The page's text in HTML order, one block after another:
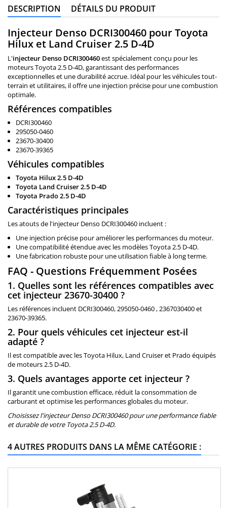
DESCRIPTION DÉTAILS DU PRODUIT
Injecteur Denso DCRI300460 pour Toyota
Hilux et Land Cruiser 2.5 D-4D
L'injecteur Denso DCRI300460est spécialement conçu pour les
moteurs Toyota 2.5 D-4D, garantissant des performances
exceptionnelles et une durabilité accrue. Idéal pour les véhicules tout-
terrain et utilitaires, il offre une injection précise pour une combustion
optimale.
Références compatibles
DCRI300460
295050-0460
23670-30400
23670-39365
Véhicules compatibles
Toyota Hilux 2.5 D-4D
Toyota Land Cruiser 2.5 D-4D
Toyota Prado 2.5 D-4D
Caractéristiques principales
Les atouts de l'injecteur Denso DCRI300460 incluent :
Une injection précise pour améliorer les performances du moteur.
Une compatibilité étendue avec les modèles Toyota 2.5 D-4D.
Une fabrication robuste pour une utilisation fiable à long terme.
FAQ - Questions Fréquemment Posées
1. Quelles sont les références compatibles avec
cet injecteur 23670-30400 ?
Les références incluent DCRI300460, 295050-0460 , 2367030400 et
23670-39365.
2. Pour quels véhicules cet injecteur est-il
adapté ?
Il est compatible avec les Toyota Hilux, Land Cruiser et Prado équipés
de moteurs 2.5 D-4D.
3. Quels avantages apporte cet injecteur ?
Il garantit une combustion efficace, réduit la consommation de
carburant et optimise les performances globales du moteur.
Choisissez l'injecteur Denso DCRI300460 pour une performance fiable
et durable de votre Toyota 2.5 D-4D.
4 AUTRES PRODUITS DANS LA MÊME CATÉGORIE :